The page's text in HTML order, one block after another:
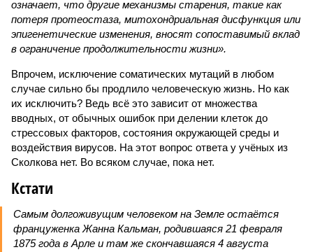
означает, что другие механизмы старения, такие как
потеря протеостаза, митохондриальная дисфункция или
эпигенетические изменения, вносят сопоставимый вклад
в ограничение продолжительности жизни».
Впрочем, исключение соматических мутаций в любом
случае сильно бы продлило человеческую жизнь. Но как
их исключить? Ведь всё это зависит от множества
вводных, от обычных ошибок при делении клеток до
стрессовых факторов, состояния окружающей среды и
воздействия вирусов. На этот вопрос ответа у учёных из
Сколкова нет. Во всяком случае, пока нет.
Кстати
Самым долгоживущим человеком на Земле остаётся
француженка Жанна Кальман, родившаяся 21 февраля
1875 года в Арле и там же скончавшаяся 4 августа